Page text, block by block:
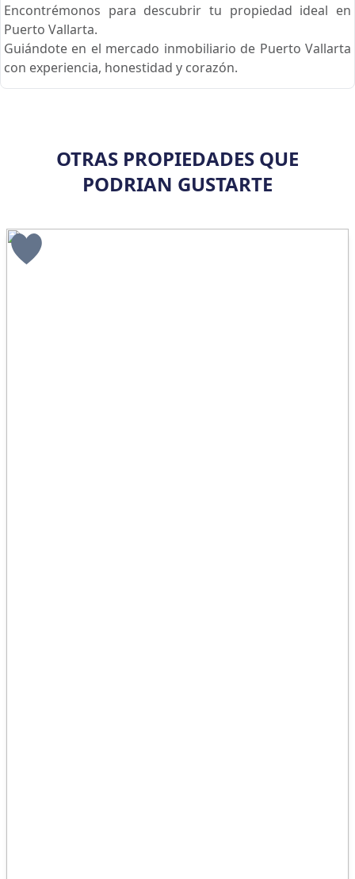
Encontrémonos para descubrir tu propiedad ideal en
Puerto Vallarta.
Guiándote en el mercado inmobiliario de Puerto Vallarta
con experiencia, honestidad y corazón.
OTRAS PROPIEDADES QUE
PODRIAN GUSTARTE